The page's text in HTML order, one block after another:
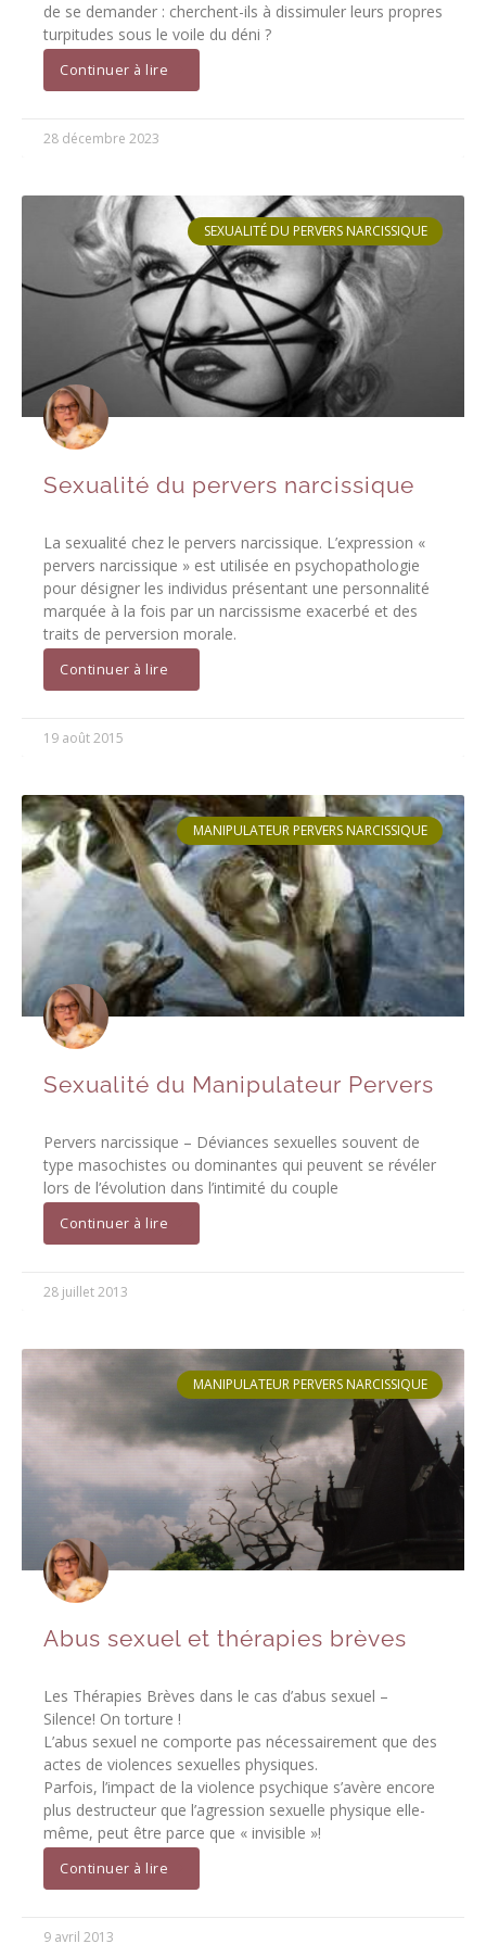
de se demander : cherchent-ils à dissimuler leurs propres
turpitudes sous le voile du déni ?
Continuer à lire
28 décembre 2023
SEXUALITÉ DU PERVERS NARCISSIQUE
Sexualité du pervers narcissique
La sexualité chez le pervers narcissique. L’expression «
pervers narcissique » est utilisée en psychopathologie
pour désigner les individus présentant une personnalité
marquée à la fois par un narcissisme exacerbé et des
traits de perversion morale.
Continuer à lire
19 août 2015
MANIPULATEUR PERVERS NARCISSIQUE
Sexualité du Manipulateur Pervers
Pervers narcissique – Déviances sexuelles souvent de
type masochistes ou dominantes qui peuvent se révéler
lors de l’évolution dans l’intimité du couple
Continuer à lire
28 juillet 2013
MANIPULATEUR PERVERS NARCISSIQUE
Abus sexuel et thérapies brèves
Les Thérapies Brèves dans le cas d’abus sexuel –
Silence! On torture !
L’abus sexuel ne comporte pas nécessairement que des
actes de violences sexuelles physiques.
Parfois, l’impact de la violence psychique s’avère encore
plus destructeur que l’agression sexuelle physique elle-
même, peut être parce que « invisible »!
Continuer à lire
9 avril 2013